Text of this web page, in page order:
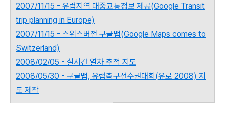
2007/11/15 - 유럽지역 대중교통정보 제공(Google Transit
trip planning in Europe)
2007/11/15 - 스위스버전 구글맵(Google Maps comes to
Switzerland)
2008/02/05 - 실시간 열차 추적 지도
2008/05/30 - 구글맵, 유럽축구선수권대회(유로 2008) 지
도 제작